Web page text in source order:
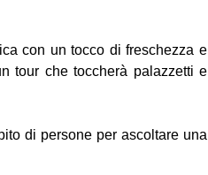
con un tocco di freschezza e
tour che toccherà palazzetti e
di persone per ascoltare una